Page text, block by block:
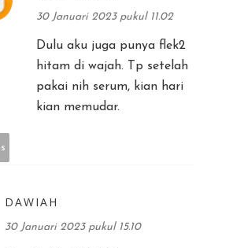
30 Januari 2023 pukul 11.02
Dulu aku juga punya flek2
hitam di wajah. Tp setelah
pakai nih serum, kian hari
kian memudar.
DAWIAH
30 Januari 2023 pukul 15.10